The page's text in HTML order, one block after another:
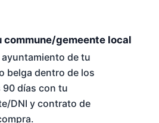
commune/gemeente local
ayuntamiento de tu
belga dentro de los
90 días con tu
DNI y contrato de